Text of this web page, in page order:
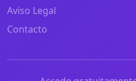
Aviso Legal
Contacto